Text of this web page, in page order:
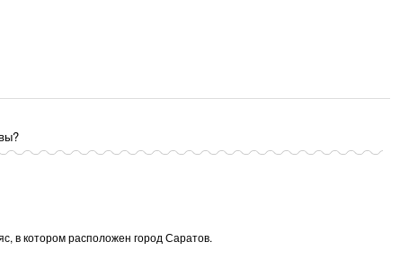
в котором расположен город Саратов.